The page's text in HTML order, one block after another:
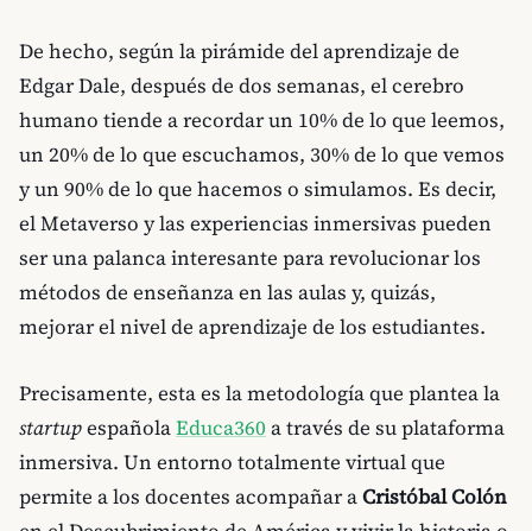
De hecho, según la pirámide del aprendizaje de
Edgar Dale, después de dos semanas, el cerebro
humano tiende a recordar un 10% de lo que leemos,
un 20% de lo que escuchamos, 30% de lo que vemos
y un 90% de lo que hacemos o simulamos. Es decir,
el Metaverso y las experiencias inmersivas pueden
ser una palanca interesante para revolucionar los
métodos de enseñanza en las aulas y, quizás,
mejorar el nivel de aprendizaje de los estudiantes.
Precisamente, esta es la metodología que plantea la
startupespañolaEduca360 a través de su plataforma
inmersiva. Un entorno totalmente virtual que
permite a los docentes acompañar aCristóbal Colón